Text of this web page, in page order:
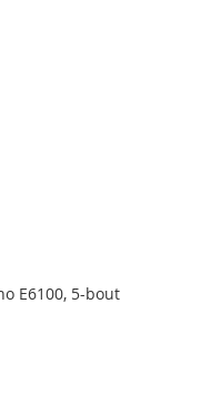
E6100, 5-bout